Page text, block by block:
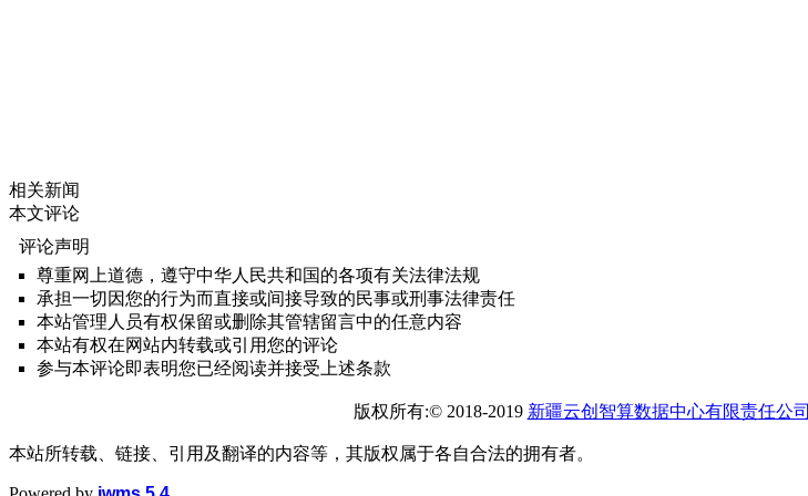
相关新闻
本文评论
评论声明
尊重网上道德，遵守中华人民共和国的各项有关法律法规
承担一切因您的行为而直接或间接导致的民事或刑事法律责任
本站管理人员有权保留或删除其管辖留言中的任意内容
本站有权在网站内转载或引用您的评论
参与本评论即表明您已经阅读并接受上述条款
版权所有:© 2018-2019 新疆云创智算数据中心有限责任公司
本站所转载、链接、引用及翻译的内容等，其版权属于各自合法的拥有者。